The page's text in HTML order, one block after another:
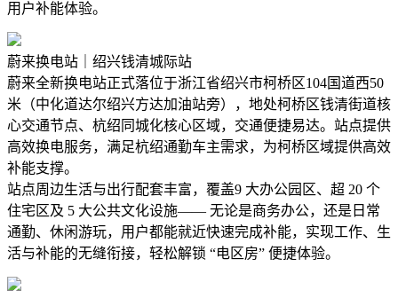
用户补能体验。
蔚来换电站｜绍兴钱清城际站
蔚来全新换电站正式落位于浙江省绍兴市柯桥区104国道西50
米（中化道达尔绍兴方达加油站旁），地处柯桥区钱清街道核
心交通节点、杭绍同城化核心区域，交通便捷易达。站点提供
高效换电服务，满足杭绍通勤车主需求，为柯桥区域提供高效
补能支撑。
站点周边生活与出行配套丰富，覆盖9 大办公园区、超 20 个
住宅区及 5 大公共文化设施—— 无论是商务办公，还是日常
通勤、休闲游玩，用户都能就近快速完成补能，实现工作、生
活与补能的无缝衔接，轻松解锁 “电区房” 便捷体验。